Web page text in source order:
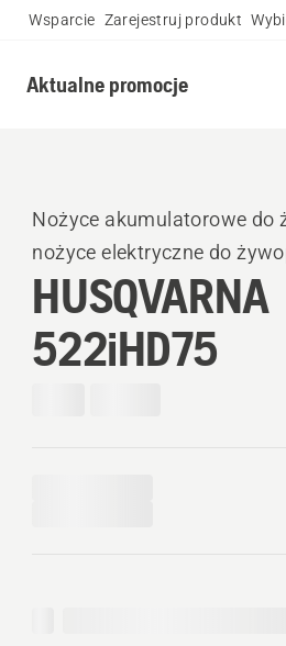
Wsparcie Zarejestruj produkt
Aktualne promocje
Nożyce akumulatorowe do
nożyce elektryczne do
HUSQVARNA
522iHD75